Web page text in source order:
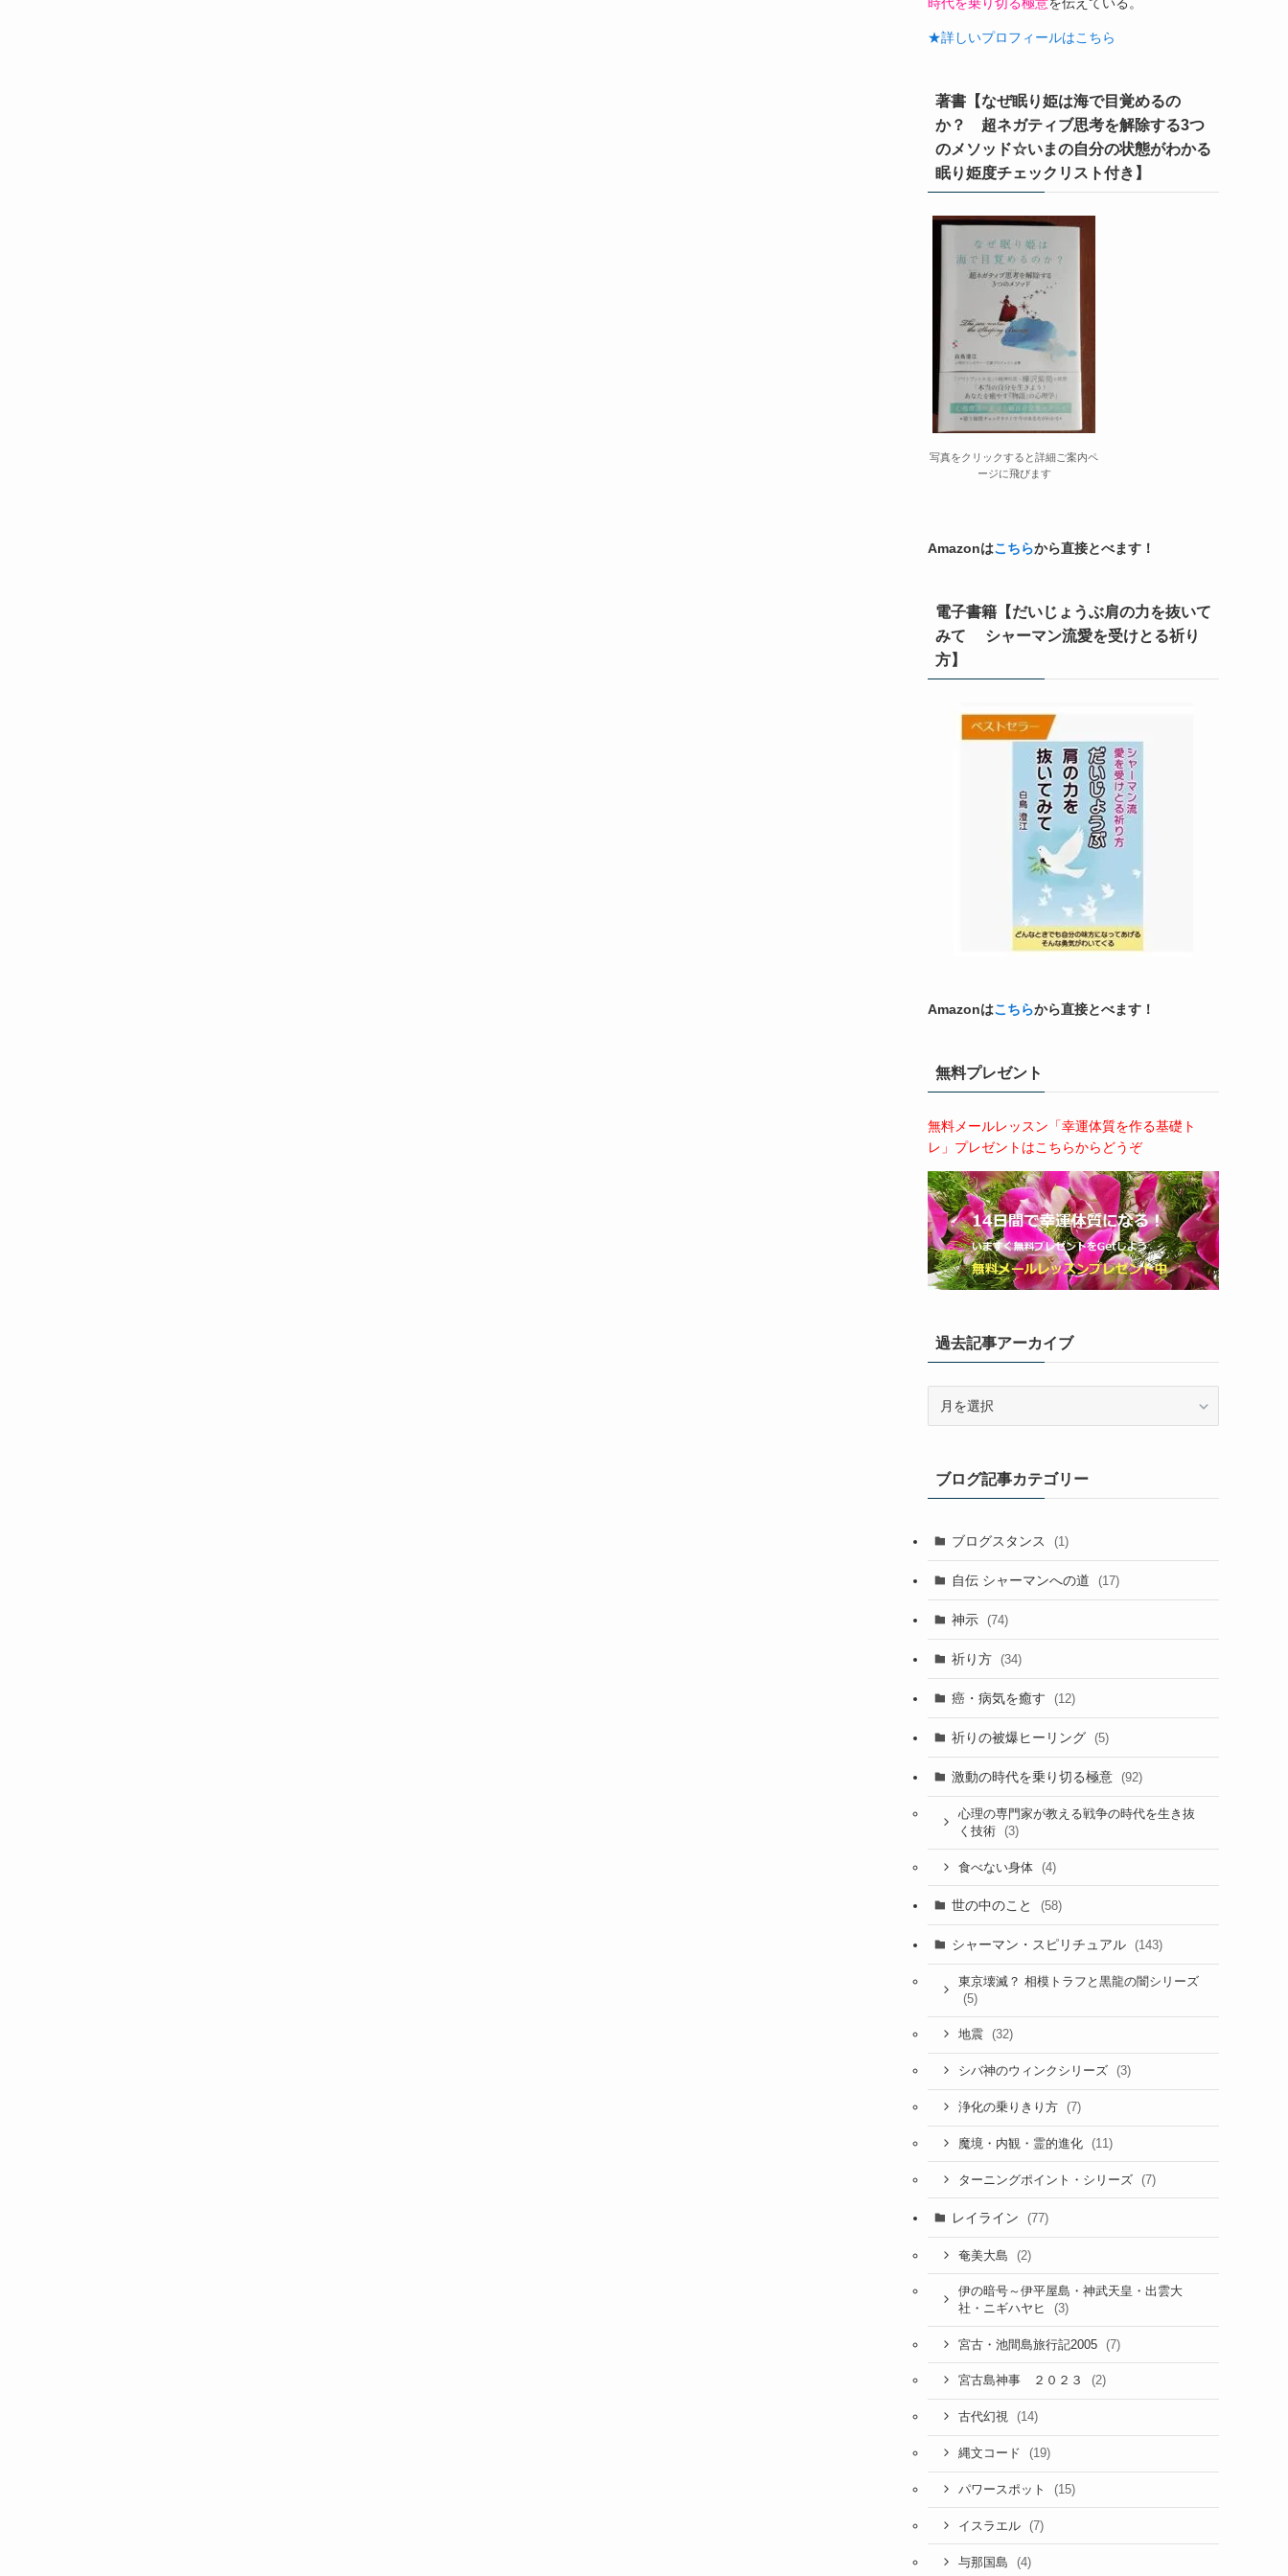
★詳しいプロフィールはこちら
著書【なぜ眠り姫は海で目覚めるの
か？ 超ネガティブ思考を解除する3つ
のメソッド☆いまの自分の状態がわかる
眠り姫度チェックリスト付き】
写真をクリックすると詳細ご案内ペ
ージに飛びます
Amazonはこちらから直接とべます！
電子書籍【だいじょうぶ肩の力を抜いて
みて シャーマン流愛を受けとる祈り
方】
Amazonはこちらから直接とべます！
無料プレゼント
無料メールレッスン「幸運体質を作る基礎ト
レ」プレゼントはこちらからどうぞ
過去記事アーカイブ
ア
ー
イ
ブ
ブログ記事カテゴリー
ブログスタンス (1)
自伝 シャーマンへの道 (17)
神示 (74)
祈り方 (34)
癌・病気を癒す (12)
祈りの被爆ヒーリング (5)
激動の時代を乗り切る極意 (92)
心理の専門家が教える戦争の時代を生き抜
く技術
(3)
食べない身体 (4)
世の中のこと (58)
シャーマン・スピリチュアル (143)
東京壊滅？ 相模トラフと黒龍の闇シリーズ
(5)
地震 (32)
シバ神のウィンクシリーズ (3)
浄化の乗りきり方 (7)
魔境・内観・霊的進化 (11)
ターニングポイント・シリーズ (7)
レイライン (77)
奄美大島 (2)
伊の暗号～伊平屋島・神武天皇・出雲大
社・ニギハヤヒ
(3)
宮古・池間島旅行記2005 (7)
宮古島神事 ２０２３ (2)
古代幻視 (14)
縄文コード (19)
パワースポット (15)
イスラエル (7)
与那国島 (4)